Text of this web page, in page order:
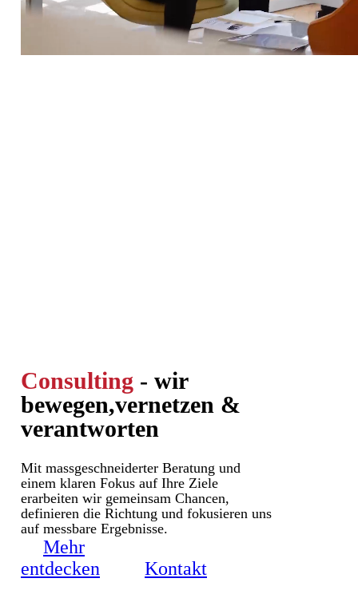
Consulting - wir
bewegen,vernetzen &
verantworten
Mit massgeschneiderter Beratung und
einem klaren Fokus auf Ihre Ziele
erarbeiten wir gemeinsam Chancen,
definieren die Richtung und fokusieren uns
auf messbare Ergebnisse.
Mehr
entdecken
Kontakt